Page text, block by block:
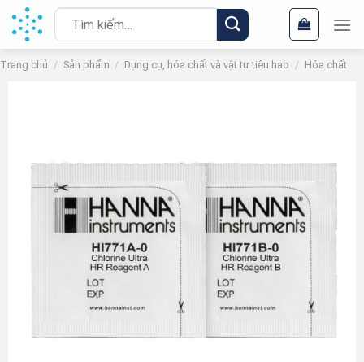
Chuyển
đến
nội
dung
Tìm
kiếm:
Trang chủ / Sản phẩm / Dụng cụ, hóa chất và vật tư tiêu hao / Hóa chất